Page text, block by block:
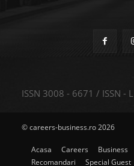
ISSN 3008 - 6671 / ISSN -
© careers-business.ro 2026
Acasa Careers Business
Recomandari
Special Guest